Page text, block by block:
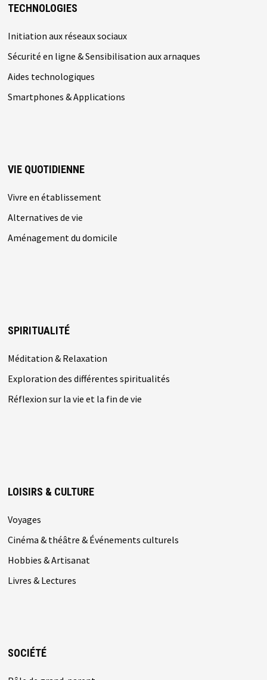
TECHNOLOGIES
Initiation aux réseaux sociaux
Sécurité en ligne & Sensibilisation aux arnaques
Aides technologiques
Smartphones & Applications
VIE QUOTIDIENNE
Vivre en établissement
Alternatives de vie
Aménagement du domicile
SPIRITUALITÉ
Méditation & Relaxation
Exploration des différentes spiritualités
Réflexion sur la vie et la fin de vie
LOISIRS & CULTURE
Voyages
Cinéma & théâtre & Événements culturels
Hobbies & Artisanat
Livres & Lectures
SOCIÉTÉ